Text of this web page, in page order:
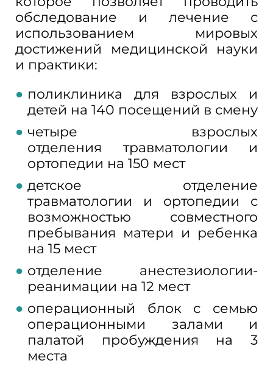
обследование и лечение с
использованием мировых
достижений медицинской науки
и практики:
поликлиника для взрослых и
детей на 140 посещений в смену
четыре взрослых
отделения травматологии и
ортопедии на 150 мест
детское отделение
травматологии и ортопедии с
возможностью совместного
пребывания матери и ребенка
на 15 мест
отделение анестезиологии-
реанимации на 12 мест
операционный блок с семью
операционными залами и
палатой пробуждения на 3
места